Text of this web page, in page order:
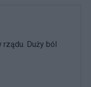
Duży ból